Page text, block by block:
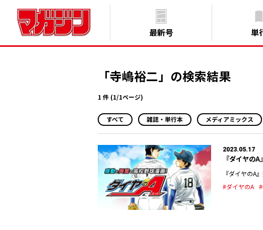
最新号 単
「寺嶋裕二」の検索結果
1 件 (1/1ページ)
すべて 雑誌・単行本 メディアミックス
2023.05.17
『ダイヤの
『ダイヤのA
#ダイヤのA